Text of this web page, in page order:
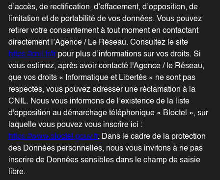
d’accès, de rectification, d’effacement, d’opposition, de
limitation et de portabilité de vos données. Vous pouvez
retirer votre consentement à tout moment en contactant
directement l’Agence / Le Réseau. Consultez le site
https://cnil.fr/frpour plus d’informations sur vos droits. Si
vous estimez, après avoir contacté l'Agence / le Réseau,
que vos droits « Informatique et Libertés » ne sont pas
respectés, vous pouvez adresser une réclamation à la
CNIL. Nous vous informons de l’existence de la liste
d'opposition au démarchage téléphonique « Bloctel », sur
laquelle vous pouvez vous inscrire ici :
https://www.bloctel.gouv.fr. Dans le cadre de la protection
des Données personnelles, nous vous invitons à ne pas
inscrire de Données sensibles dans le champ de saisie
libre.